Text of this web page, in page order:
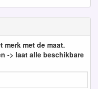
merk met de maat.
-> laat alle beschikbare